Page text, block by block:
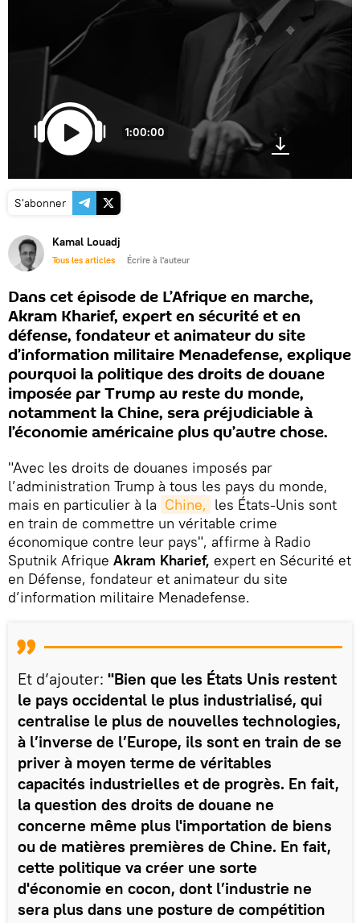
1:00:00
S'abonner
Kamal Louadj
Tous les articles Écrire à l'auteur
Dans cet épisode de L’Afrique en marche,
Akram Kharief, expert en sécurité et en
défense, fondateur et animateur du site
d’information militaire Menadefense, explique
pourquoi la politique des droits de douane
imposée par Trump au reste du monde,
notamment la Chine, sera préjudiciable à
l’économie américaine plus qu’autre chose.
"Avec les droits de douanes imposés par
l’administration Trump à tous les pays du monde,
mais en particulier à la Chine, les États-Unis sont
en train de commettre un véritable crime
économique contre leur pays", affirme à Radio
Sputnik Afrique Akram Kharief, expert en Sécurité et
en Défense, fondateur et animateur du site
d’information militaire Menadefense.
Et d’ajouter: "Bien que les États Unis restent
le pays occidental le plus industrialisé, qui
centralise le plus de nouvelles technologies,
à l’inverse de l’Europe, ils sont en train de se
priver à moyen terme de véritables
capacités industrielles et de progrès. En fait,
la question des droits de douane ne
concerne même plus l'importation de biens
ou de matières premières de Chine. En fait,
cette politique va créer une sorte
d'économie en cocon, dont l’industrie ne
sera plus dans une posture de compétition